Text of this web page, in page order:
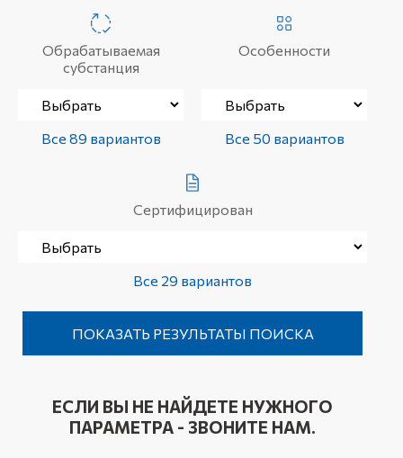
Обрабатываемая
субстанция
Все 89 вариантов
Особенности
Все 50 вариантов
Сертифицирован
Все 29 вариантов
ЕСЛИ ВЫ НЕ НАЙДЕТЕ НУЖНОГО
ПАРАМЕТРА - ЗВОНИТЕ НАМ.